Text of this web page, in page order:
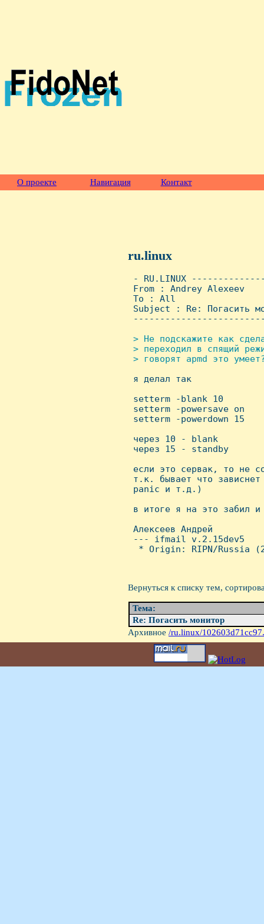
О проекте Навигация Контакт
ru.linux
- RU.LINUX
From : Andrey
To : All
Subject : Re: Погасить
> Hе подскажите как
> переходил в спящий
> говорят apmd это
я делал так
setterm -blank 10
setterm -powersave on
setterm -powerdown 15
через 10 - blank
через 15 - standby
если это сервак, то не
т.к. бывает что
panic и т.д.)
в итоге я на это забил
Алексеев Андрей
--- ifmail v.2.15dev5
* Origin: RIPN/Russia
Вернуться к списку тем,
Тема:
Re: Погасить монитор
Архивное /ru.linux/